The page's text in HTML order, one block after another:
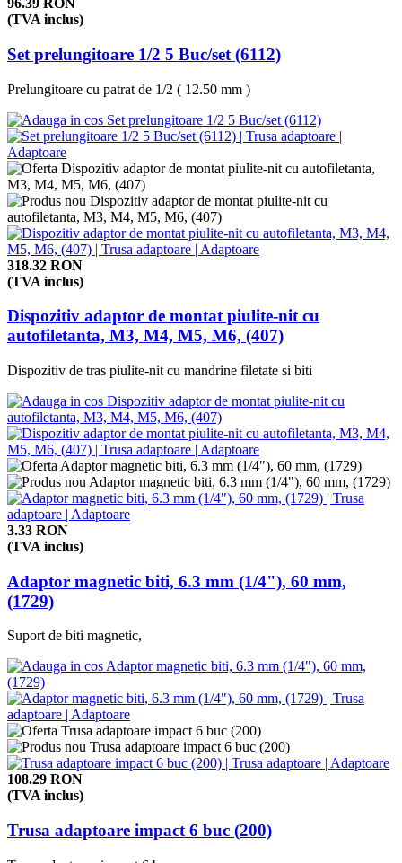
96.39 RON
(TVA inclus)
Set prelungitoare 1/2 5 Buc/set (6112)
Prelungitoare cu patrat de 1/2 ( 12.50 mm )
318.32 RON
(TVA inclus)
Dispozitiv adaptor de montat piulite-nit cu
autofiletanta, M3, M4, M5, M6, (407)
Dispozitiv de tras piulite-nit cu mandrine filetate si biti
3.33 RON
(TVA inclus)
Adaptor magnetic biti, 6.3 mm (1/4"), 60 mm,
(1729)
Suport de biti magnetic,
108.29 RON
(TVA inclus)
Trusa adaptoare impact 6 buc (200)